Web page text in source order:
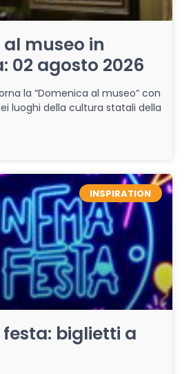
museo in
02 agosto 2026
la “Domenica al museo” con
luoghi della cultura statali della
INSPIRATION
biglietti a